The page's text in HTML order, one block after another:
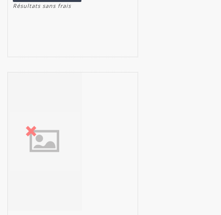
Résultats sans frais